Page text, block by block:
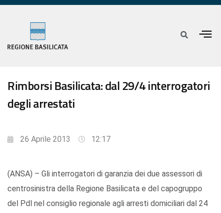
Rimborsi Basilicata: dal 29/4 interrogatori
degli arrestati
26 Aprile 2013 12:17
(ANSA) – Gli interrogatori di garanzia dei due assessori di
centrosinistra della Regione Basilicata e del capogruppo
del Pdl nel consiglio regionale agli arresti domiciliari dal 24